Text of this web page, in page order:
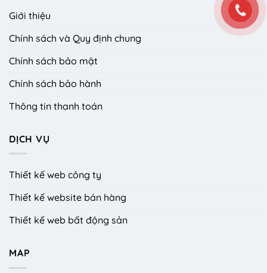
Giới thiệu
Chính sách và Quy định chung
Chính sách bảo mật
Chính sách bảo hành
Thông tin thanh toán
DỊCH VỤ
Thiết kế web công ty
Thiết kế website bán hàng
Thiết kế web bất động sản
MAP